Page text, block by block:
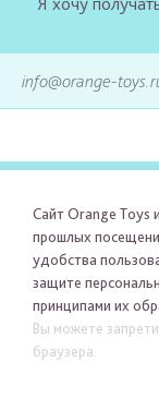
Сайт Orange Toys
прошлых
удобства
защите
принципами их
Вы можете
браузера.